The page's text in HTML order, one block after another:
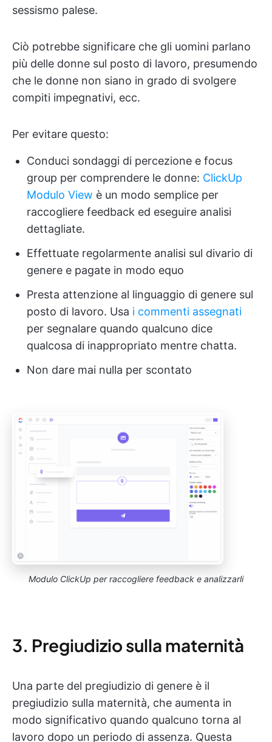
sessismo palese.
Ciò potrebbe significare che gli uomini parlano
più delle donne sul posto di lavoro, presumendo
che le donne non siano in grado di svolgere
compiti impegnativi, ecc.
Per evitare questo:
Conduci sondaggi di percezione e focus
group per comprendere le donne: ClickUp
Modulo View è un modo semplice per
raccogliere feedback ed eseguire analisi
dettagliate.
Effettuate regolarmente analisi sul divario di
genere e pagate in modo equo
Presta attenzione al linguaggio di genere sul
posto di lavoro. Usa i commenti assegnati
per segnalare quando qualcuno dice
qualcosa di inappropriato mentre chatta.
Non dare mai nulla per scontato
Modulo ClickUp per raccogliere feedback e analizzarli
3. Pregiudizio sulla maternità
Una parte del pregiudizio di genere è il
pregiudizio sulla maternità, che aumenta in
modo significativo quando qualcuno torna al
lavoro dopo un periodo di assenza. Questa